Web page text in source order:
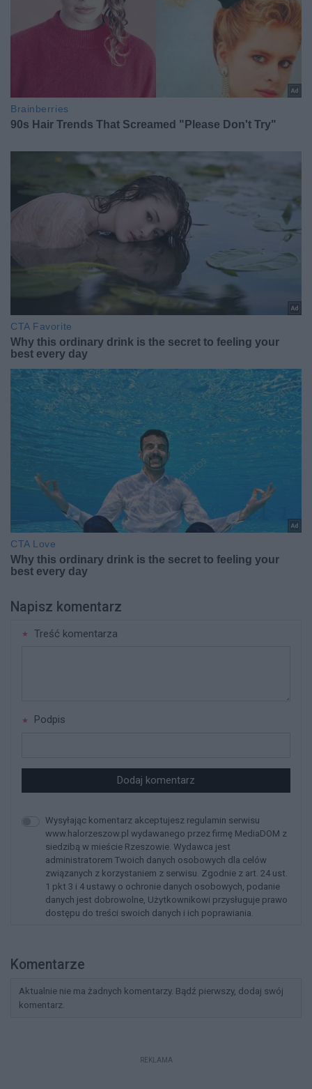
Napisz komentarz
Treść komentarza
Podpis
Dodaj komentarz
Wysyłając komentarz akceptujesz regulamin serwisu
www.halorzeszow.pl wydawanego przez firmę MediaDOM z
siedzibą w mieście Rzeszowie. Wydawca jest
administratorem Twoich danych osobowych dla celów
związanych z korzystaniem z serwisu. Zgodnie z art. 24 ust.
1 pkt 3 i 4 ustawy o ochronie danych osobowych, podanie
danych jest dobrowolne, Użytkownikowi przysługuje prawo
dostępu do treści swoich danych i ich poprawiania.
Komentarze
Aktualnie nie ma żadnych komentarzy. Bądź pierwszy, dodaj swój
komentarz.
REKLAMA